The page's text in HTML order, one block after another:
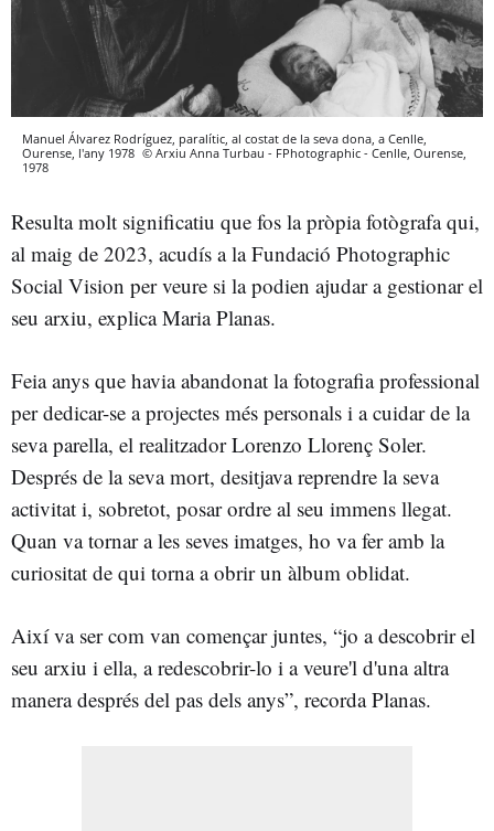
Manuel Álvarez Rodríguez, paralític, al costat de la seva dona, a Cenlle,
Ourense, l'any 1978 © Arxiu Anna Turbau - FPhotographic - Cenlle, Ourense,
1978
Resulta molt significatiu que fos la pròpia fotògrafa qui,
al maig de 2023, acudís a la Fundació Photographic
Social Vision per veure si la podien ajudar a gestionar el
seu arxiu, explica Maria Planas.
Feia anys que havia abandonat la fotografia professional
per dedicar-se a projectes més personals i a cuidar de la
seva parella, el realitzador Lorenzo Llorenç Soler.
Després de la seva mort, desitjava reprendre la seva
activitat i, sobretot, posar ordre al seu immens llegat.
Quan va tornar a les seves imatges, ho va fer amb la
curiositat de qui torna a obrir un àlbum oblidat.
Així va ser com van començar juntes, “jo a descobrir el
seu arxiu i ella, a redescobrir-lo i a veure'l d'una altra
manera després del pas dels anys”, recorda Planas.